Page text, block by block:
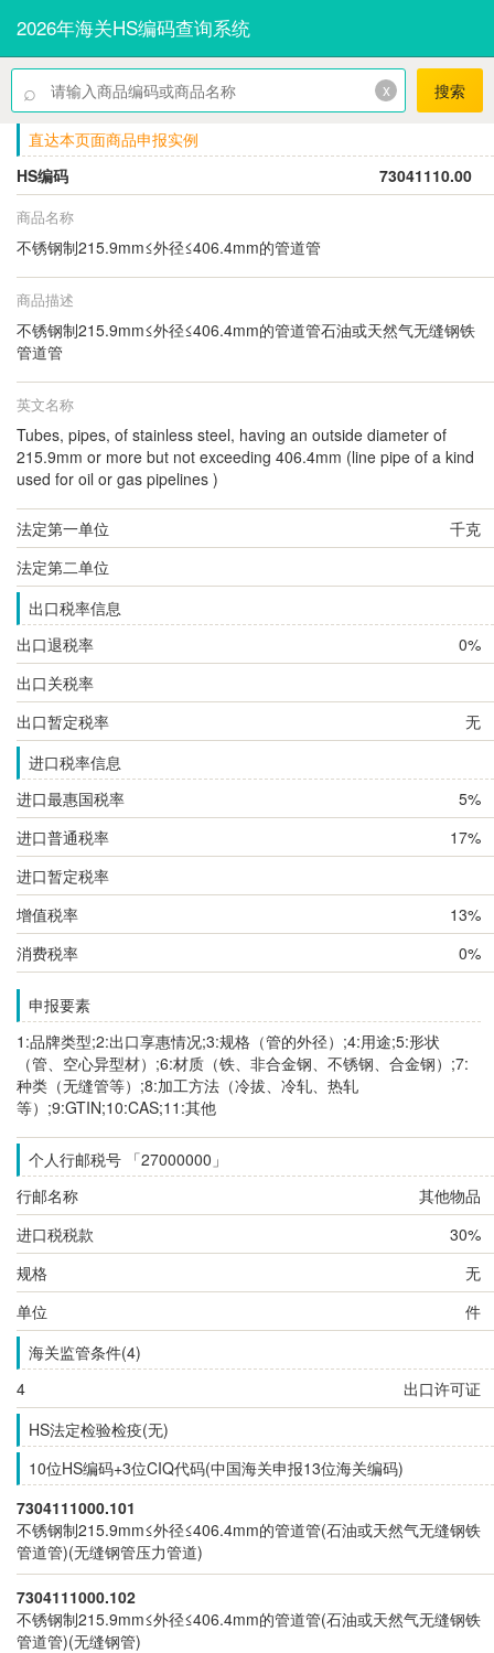
2026年海关HS编码查询系统
⌕ x 搜索
直达本页面商品申报实例
HS编码
73041110.00
商品名称
不锈钢制215.9mm≤外径≤406.4mm的管道管
商品描述
不锈钢制215.9mm≤外径≤406.4mm的管道管石油或天然气无缝钢铁
管道管
英文名称
Tubes, pipes, of stainless steel, having an outside diameter of
215.9mm or more but not exceeding 406.4mm (line pipe of a kind
used for oil or gas pipelines )
法定第一单位
千克
法定第二单位
出口税率信息
出口退税率
0%
出口关税率
出口暂定税率
无
进口税率信息
进口最惠国税率
5%
进口普通税率
17%
进口暂定税率
增值税率
13%
消费税率
0%
申报要素
1:品牌类型;2:出口享惠情况;3:规格（管的外径）;4:用途;5:形状
（管、空心异型材）;6:材质（铁、非合金钢、不锈钢、合金钢）;7:
种类（无缝管等）;8:加工方法（冷拔、冷轧、热轧
等）;9:GTIN;10:CAS;11:其他
个人行邮税号 「27000000」
行邮名称
其他物品
进口税税款
30%
规格
无
单位
件
海关监管条件(4)
4
出口许可证
HS法定检验检疫(无)
10位HS编码+3位CIQ代码(中国海关申报13位海关编码)
7304111000.101
不锈钢制215.9mm≤外径≤406.4mm的管道管(石油或天然气无缝钢铁
管道管)(无缝钢管压力管道)
7304111000.102
不锈钢制215.9mm≤外径≤406.4mm的管道管(石油或天然气无缝钢铁
管道管)(无缝钢管)